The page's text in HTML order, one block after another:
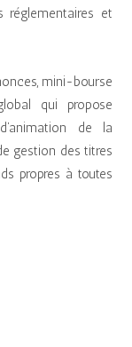
réglementaires et
mini-bourse
qui propose
de la
gestion des titres
propres à toutes